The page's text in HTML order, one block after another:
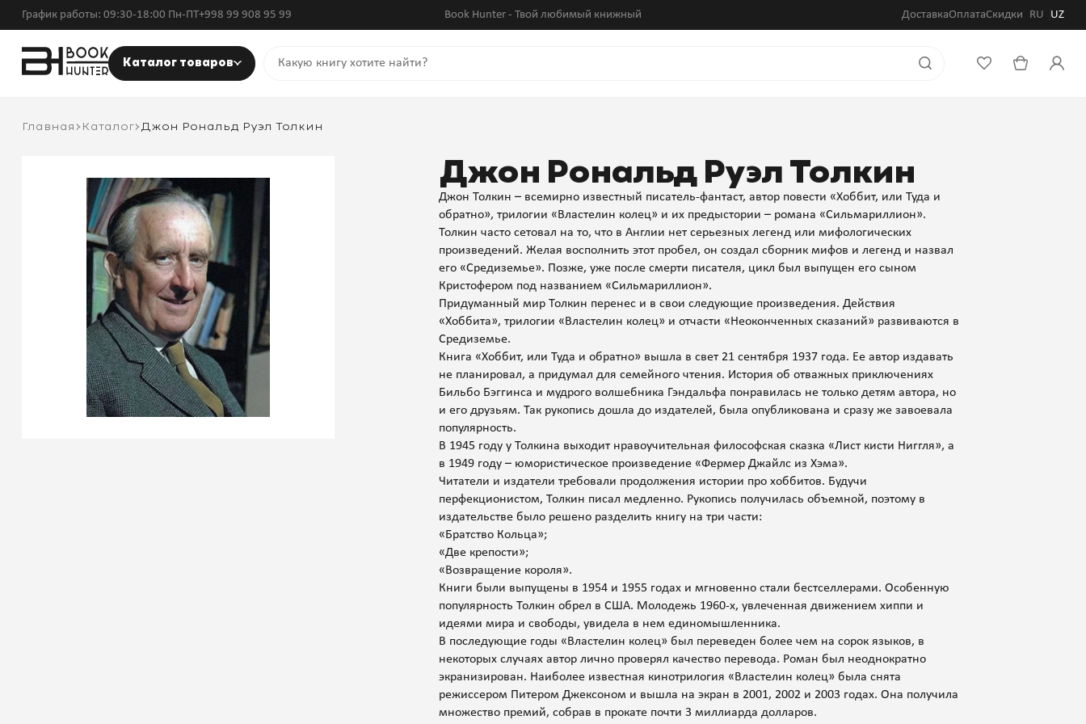
График работы: 09:30-18:00 Пн-ПТ+998 99 908 95 99 Book Hunter - Твой любимый книжный ДоставкаОплатаСкидки RU UZ
Каталог товаров
Главная Каталог Джон Рональд Руэл Толкин
Джон Рональд Руэл Толкин
Джон Толкин – всемирно известный писатель-фантаст, автор повести «Хоббит, или Туда и
обратно», трилогии «Властелин колец» и их предыстории – романа «Сильмариллион».
Толкин часто сетовал на то, что в Англии нет серьезных легенд или мифологических
произведений. Желая восполнить этот пробел, он создал сборник мифов и легенд и назвал
его «Средиземье». Позже, уже после смерти писателя, цикл был выпущен его сыном
Кристофером под названием «Сильмариллион».
Придуманный мир Толкин перенес и в свои следующие произведения. Действия
«Хоббита», трилогии «Властелин колец» и отчасти «Неоконченных сказаний» развиваются в
Средиземье.
Книга «Хоббит, или Туда и обратно» вышла в свет 21 сентября 1937 года. Ее автор издавать
не планировал, а придумал для семейного чтения. История об отважных приключениях
Бильбо Бэггинса и мудрого волшебника Гэндальфа понравилась не только детям автора, но
и его друзьям. Так рукопись дошла до издателей, была опубликована и сразу же завоевала
популярность.
В 1945 году у Толкина выходит нравоучительная философская сказка «Лист кисти Ниггля», а
в 1949 году – юмористическое произведение «Фермер Джайлс из Хэма».
Читатели и издатели требовали продолжения истории про хоббитов. Будучи
перфекционистом, Толкин писал медленно. Рукопись получилась объемной, поэтому в
издательстве было решено разделить книгу на три части:
«Братство Кольца»;
«Две крепости»;
«Возвращение короля».
Книги были выпущены в 1954 и 1955 годах и мгновенно стали бестселлерами. Особенную
популярность Толкин обрел в США. Молодежь 1960-х, увлеченная движением хиппи и
идеями мира и свободы, увидела в нем единомышленника.
В последующие годы «Властелин колец» был переведен более чем на сорок языков, в
некоторых случаях автор лично проверял качество перевода. Роман был неоднократно
экранизирован. Наиболее известная кинотрилогия «Властелин колец» была снята
режиссером Питером Джексоном и вышла на экран в 2001, 2002 и 2003 годах. Она получила
множество премий, собрав в прокате почти 3 миллиарда долларов.